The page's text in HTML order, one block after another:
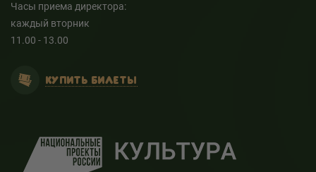
Часы приема директора:
каждый вторник
11.00 - 13.00
КУПИТЬ БИЛЕТЫ